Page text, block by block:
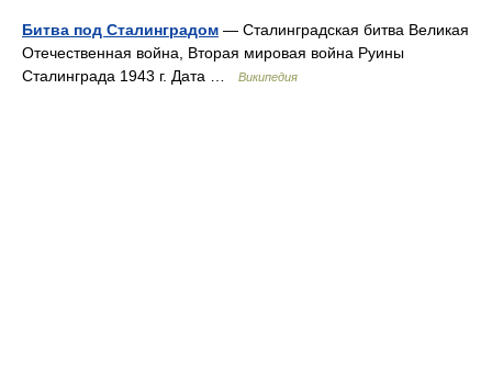
Битва под Сталинградом — Сталинградская битва Великая
Отечественная война, Вторая мировая война Руины
Сталинграда 1943 г. Дата …
Википедия